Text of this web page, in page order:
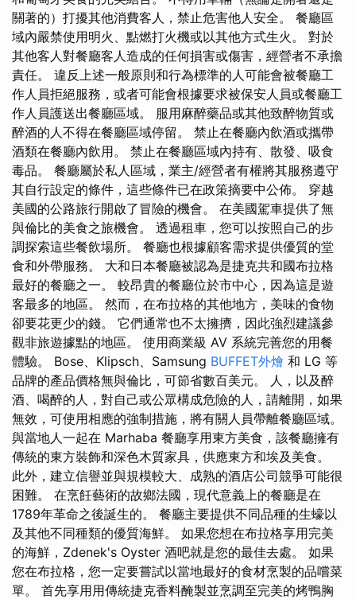
關著的）打擾其他消費客人，禁止危害他人安全。 餐廳區
域內嚴禁使用明火、點燃打火機或以其他方式生火。 對於
其他客人對餐廳客人造成的任何損害或傷害，經營者不承擔
責任。 違反上述一般原則和行為標準的人可能會被餐廳工
作人員拒絕服務，或者可能會根據要求被保安人員或餐廳工
作人員護送出餐廳區域。 服用麻醉藥品或其他致醉物質或
醉酒的人不得在餐廳區域停留。 禁止在餐廳內飲酒或攜帶
酒類在餐廳內飲用。 禁止在餐廳區域內持有、散發、吸食
毒品。 餐廳屬於私人區域，業主/經營者有權將其服務遵守
其自行設定的條件，這些條件已在政策摘要中公佈。 穿越
美國的公路旅行開啟了冒險的機會。 在美國駕車提供了無
與倫比的美食之旅機會。 透過租車，您可以按照自己的步
調探索這些餐飲場所。 餐廳也根據顧客需求提供優質的堂
食和外帶服務。 大和日本餐廳被認為是捷克共和國布拉格
最好的餐廳之一。 較昂貴的餐廳位於市中心，因為這是遊
客最多的地區。 然而，在布拉格的其他地方，美味的食物
卻要花更少的錢。 它們通常也不太擁擠，因此強烈建議參
觀非旅遊據點的地區。 使用商業級 AV 系統完善您的用餐
體驗。 Bose、Klipsch、Samsung BUFFET外燴 和 LG 等
品牌的產品價格無與倫比，可節省數百美元。 人，以及醉
酒、喝醉的人，對自己或公眾構成危險的人，請離開，如果
無效，可使用相應的強制措施，將有關人員帶離餐廳區域。
與當地人一起在 Marhaba 餐廳享用東方美食，該餐廳擁有
傳統的東方裝飾和深色木質家具，供應東方和埃及美食。
此外，建立信譽並與規模較大、成熟的酒店公司競爭可能很
困難。 在烹飪藝術的故鄉法國，現代意義上的餐廳是在
1789年革命之後誕生的。 餐廳主要提供不同品種的生蠔以
及其他不同種類的優質海鮮。 如果您想在布拉格享用完美
的海鮮，Zdenek's Oyster 酒吧就是您的最佳去處。 如果
您在布拉格，您一定要嘗試以當地最好的食材烹製的品嚐菜
單。 首先享用用傳統捷克香料醃製並烹調至完美的烤鴨胸